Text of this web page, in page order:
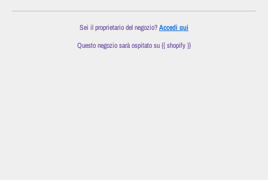
Sei il proprietario del negozio?Accedi qui
Questo negozio sarà ospitato su {{ shopify }}